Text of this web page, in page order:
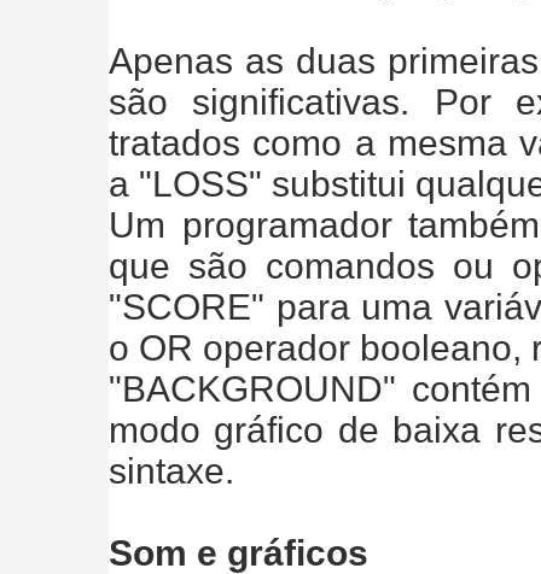
Apenas as duas
são significativas. Por
tratados como a mesma
a "LOSS" substitui
Um programador
que são comandos ou
"SCORE" para uma
o OR operador booleano,
"BACKGROUND"
modo gráfico de baixa
sintaxe.
Som e gráficos